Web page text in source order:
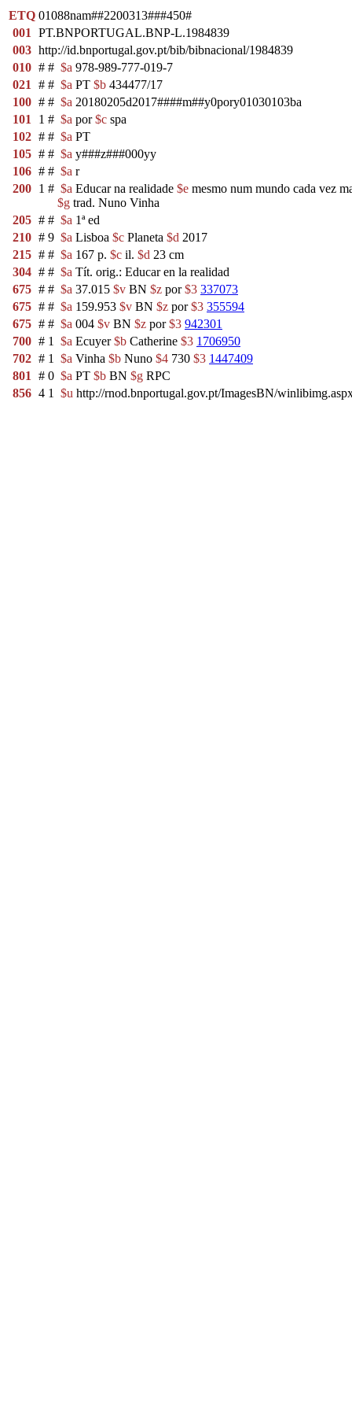
ETQ 01088nam##2200313###450#
001
PT.BNPORTUGAL.BNP-L.1984839
003 http://id.bnportugal.gov.pt/bib/bibnacional/1984839
010 # # $a 978-989-777-019-7
021
# # $a PT $b 434477/17
100 # # $a 20180205d2017####m##y0pory01030103ba
101
1 # $a por$c spa
102 # # $a PT
105 # # $a y###z###000yy
106 # # $a r
200 1 # $a Educar na realidade $e mesmo num mundo cada vez
$g trad. Nuno Vinha
205 # # $a 1ª ed
210 # 9 $a Lisboa $c Planeta $d 2017
215 # # $a 167 p. $c il. $d 23 cm
304 # # $a Tít. orig.: Educar en la realidad
675 # # $a 37.015 $v BN $z por$3 337073
675 # # $a 159.953 $v BN $z por$3 355594
675 # # $a 004 $v BN $z por$3 942301
700 # 1 $a Ecuyer$b Catherine $3 1706950
702 # 1 $a Vinha $b Nuno $4 730 $3 1447409
801
# 0 $a PT $b BN $g RPC
856 4 1 $u http://rnod.bnportugal.gov.pt/ImagesBN/